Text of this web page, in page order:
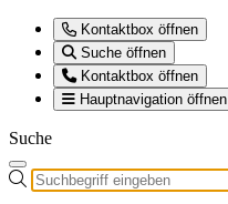
Kontaktbox öffnen
Suche öffnen
Kontaktbox öffnen
Hauptnavigation öffnen
Suche